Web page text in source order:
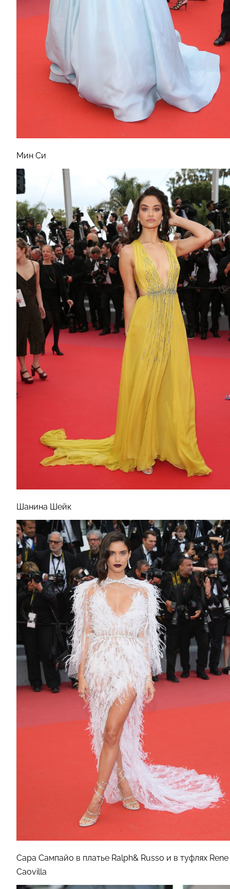
Мин Си
Шанина Шейк
Сара Сампайо в платье Ralph& Russo и в туфлях Rene
Caovilla